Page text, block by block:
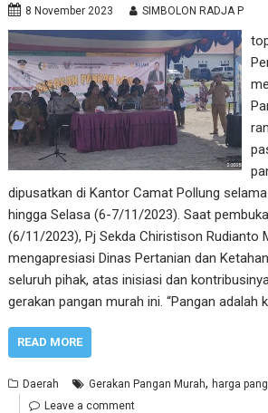
8 November 2023 SIMBOLON RADJA P
dipusatkan di Kantor Camat Pollung
hingga Selasa (6-7/11/2023). Saat
(6/11/2023), Pj Sekda Chiristison Rudianto
mengapresiasi Dinas Pertanian dan
seluruh pihak, atas inisiasi dan
gerakan pangan murah ini. “Pangan adalah
READ MORE
Daerah Gerakan Pangan Murah,harga
Leave a comment